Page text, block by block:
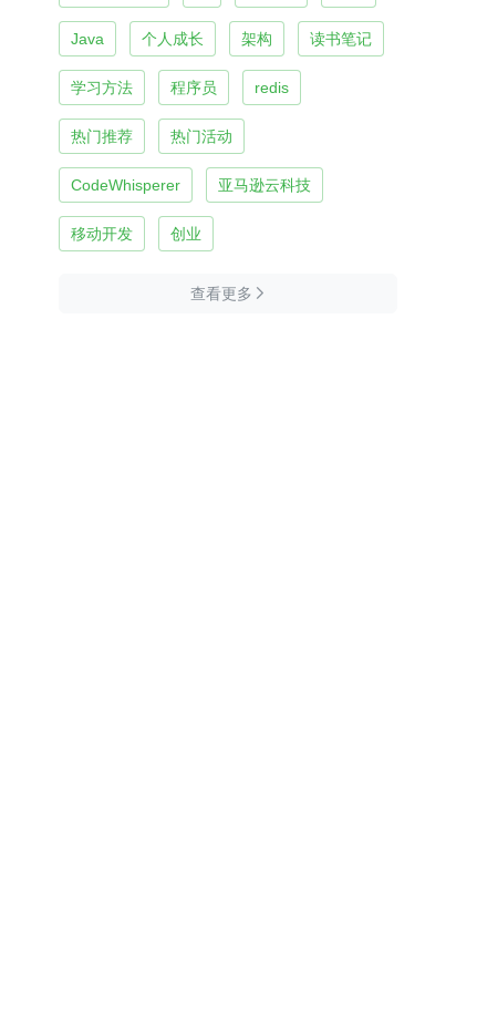
Java 个人成长 架构 读书笔记
学习方法 程序员 redis
热门推荐 热门活动
CodeWhisperer 亚马逊云科技
移动开发 创业
查看更多 